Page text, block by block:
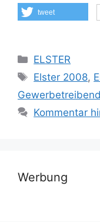
tweet
Kategorien
ELSTER
Schlagwörter
Elster 2008,
Kommentar
Werbung